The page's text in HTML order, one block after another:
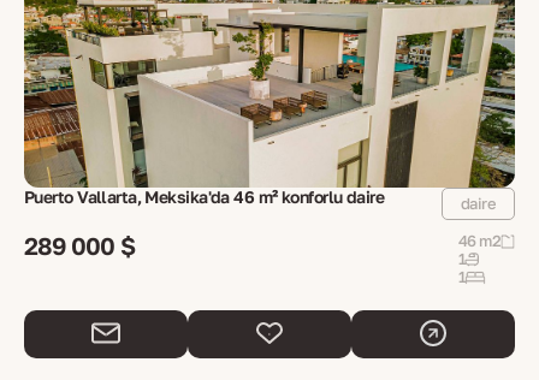
Puerto Vallarta, Meksika'da 46 m² konforlu daire daire
289 000 $
46 m2
1
1